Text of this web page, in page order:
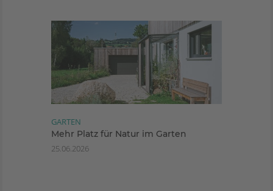
GARTEN
Mehr Platz für Natur im Garten
25.06.2026